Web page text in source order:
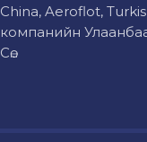
China, Aeroflot,
компанийн
Сө...